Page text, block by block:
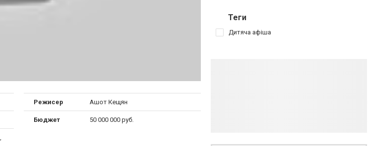
Режисер Ашот Кещян
Бюджет 50 000 000 руб.
Теги
Дитяча афіша